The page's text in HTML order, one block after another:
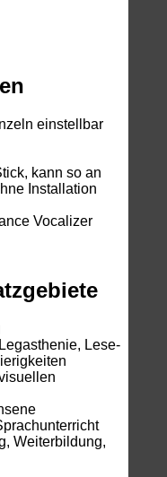
einstellbar
kann so an
Installation
Vocalizer
Lese-
Weiterbildung,